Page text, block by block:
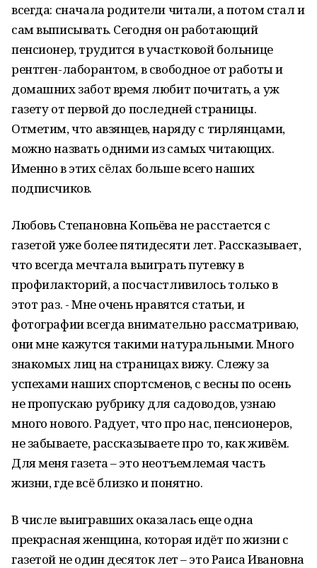
всегда: сначала родители читали, а потом стал и
сам выписывать. Сегодня он работающий
пенсионер, трудится в участковой больнице
рентген-лаборантом, в свободное от работы и
домашних забот время любит почитать, а уж
газету от первой до последней страницы.
Отметим, что авзянцев, наряду с тирлянцами,
можно назвать одними из самых читающих.
Именно в этих сёлах больше всего наших
подписчиков.
Любовь Степановна Копьёва не расстается с
газетой уже более пятидесяти лет. Рассказывает,
что всегда мечтала выиграть путевку в
профилакторий, а посчастливилось только в
этот раз. - Мне очень нравятся статьи, и
фотографии всегда внимательно рассматриваю,
они мне кажутся такими натуральными. Много
знакомых лиц на страницах вижу. Слежу за
успехами наших спортсменов, с весны по осень
не пропускаю рубрику для садоводов, узнаю
много нового. Радует, что про нас, пенсионеров,
не забываете, рассказываете про то, как живём.
Для меня газета – это неотъемлемая часть
жизни, где всё близко и понятно.
В числе выигравших оказалась еще одна
прекрасная женщина, которая идёт по жизни с
газетой не один десяток лет – это Раиса Ивановна